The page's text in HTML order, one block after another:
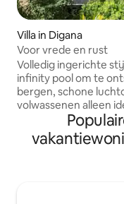
Villa in Digana
Voor vrede en rust
Volledig ingerichte stijlvolle villa met
infinity pool om te ontspannen in groene
bergen, schone luchtomgeving voor
volwassenen alleen ideaal voor koppels
met een vleugje
veilig in een
gemeenschap wordt geleverd met een